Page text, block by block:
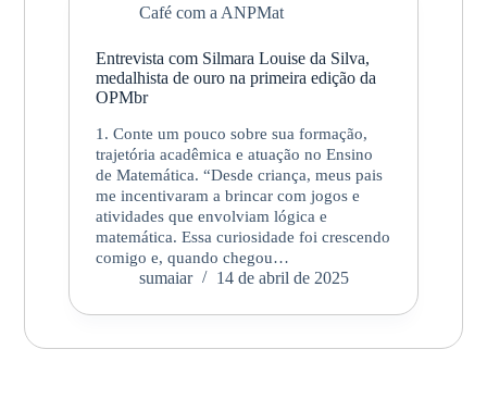
Café com a ANPMat
Entrevista com Silmara Louise da Silva,
medalhista de ouro na primeira edição da
OPMbr
1. Conte um pouco sobre sua formação,
trajetória acadêmica e atuação no Ensino
de Matemática. “Desde criança, meus pais
me incentivaram a brincar com jogos e
atividades que envolviam lógica e
matemática. Essa curiosidade foi crescendo
comigo e, quando chegou…
sumaiar 14 de abril de 2025